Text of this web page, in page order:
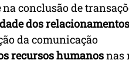
na conclusão de
dos relacionamentos
da comunicação
recursos humanos nas